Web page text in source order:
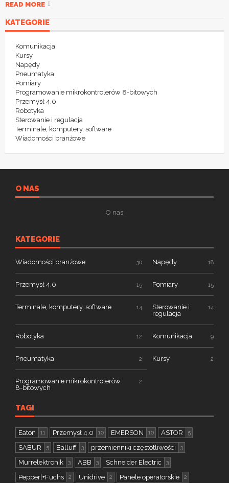
READ MORE
KATEGORIE
Komunikacja
Kursy
Napędy
Pneumatyka
Pomiary
Programowanie mikrokontrolerów 8-bitowych
Przemysł 4.0
Robotyka
Sterowanie i regulacja
Terminale, komputery, software
Wiadomości branżowe
O NAS
O nas
KATEGORIE
Wiadomości branżowe 30 Napędy 18
Przemysł 4.0 15 Pomiary 15
Terminale, komputery, software 14
Sterowanie i
regulacja
14
Robotyka 12 Komunikacja 9
Pneumatyka 2 Kursy 2
Programowanie mikrokontrolerów
8-bitowych
2
TAGI
Eaton 11 Przemysł 4.0 10 EMERSON 10 ASTOR 5
SABUR 5 Balluff 3 przemienniki częstotliwości 3
Murrelektronik 3 ABB 3 Schneider Electric 3
Pepperl+Fuchs 2 Unidrive 2 Panele operatorskie 2